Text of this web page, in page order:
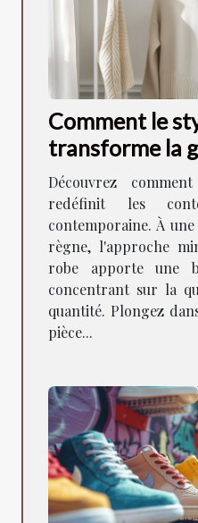
Comment le
transforme la
moderne
Découvrez
redéfinit les
contemporaine. À
règne, l'approche
robe apporte une
concentrant sur la
quantité. Plongez
pièce...